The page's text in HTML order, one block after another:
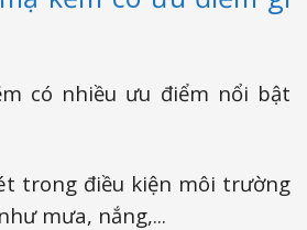
có nhiều ưu điểm nổi bật
trong điều kiện môi trường
mưa, nắng,...